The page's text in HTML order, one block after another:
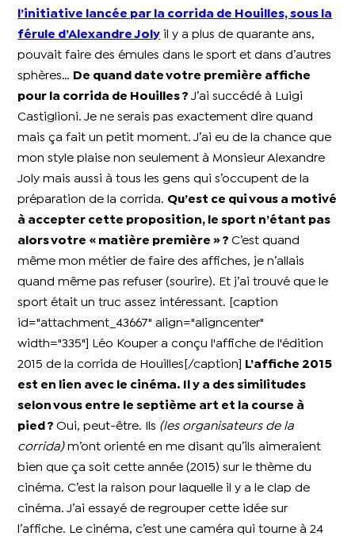
l’initiative lancée par la corrida de Houilles, sous la
férule d’Alexandre Joly il y a plus de quarante ans,
pouvait faire des émules dans le sport et dans d’autres
sphères…
De quand date votre première affiche
pour la corrida de Houilles ? J’ai succédé à Luigi
Castiglioni. Je ne serais pas exactement dire quand
mais ça fait un petit moment. J’ai eu de la chance que
mon style plaise non seulement à Monsieur Alexandre
Joly mais aussi à tous les gens qui s’occupent de la
préparation de la corrida. Qu’est ce qui vous a motivé
à accepter cette proposition, le sport n’étant pas
alors votre « matière première » ?C’est quand
même mon métier de faire des affiches, je n’allais
quand même pas refuser (sourire). Et j’ai trouvé que le
sport était un truc assez intéressant. [caption
id="attachment_43667" align="aligncenter"
width="335"]
Léo Kouper a conçu l'affiche de l'édition
2015 de la corrida de Houilles[/caption]
L’affiche 2015
est en lien avec le cinéma. Il y a des similitudes
selon vous entre le septième art et la course à
pied ?Oui, peut-être. Ils (les organisateurs de la
corrida)m’ont orienté en me disant qu’ils aimeraient
bien que ça soit cette année (2015) sur le thème du
cinéma. C’est la raison pour laquelle il y a le clap de
cinéma. J’ai essayé de regrouper cette idée sur
l’affiche. Le cinéma, c’est une caméra qui tourne à 24